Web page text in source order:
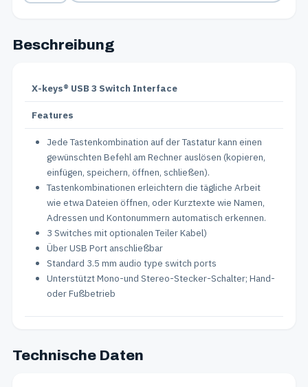
Beschreibung
X-keys® USB 3 Switch Interface
Features
Jede Tastenkombination auf der Tastatur kann einen
gewünschten Befehl am Rechner auslösen (kopieren,
einfügen, speichern, öffnen, schließen).
Tastenkombinationen erleichtern die tägliche Arbeit
wie etwa Dateien öffnen, oder Kurztexte wie Namen,
Adressen und Kontonummern automatisch erkennen.
3 Switches mit optionalen Teiler Kabel)
Über USB Port anschließbar
Standard 3.5 mm audio type switch ports
Unterstützt Mono-und Stereo-Stecker-Schalter; Hand-
oder Fußbetrieb
Technische Daten